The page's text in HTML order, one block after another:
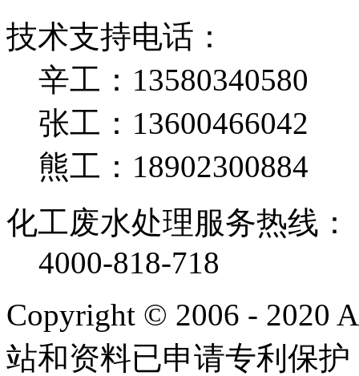
技术支持电话：
辛工：13580340580
张工：13600466042
熊工：18902300884
化工废水处理服务热线：
4000-818-718
Copyright © 2006 - 2020
站和资料已申请专利保